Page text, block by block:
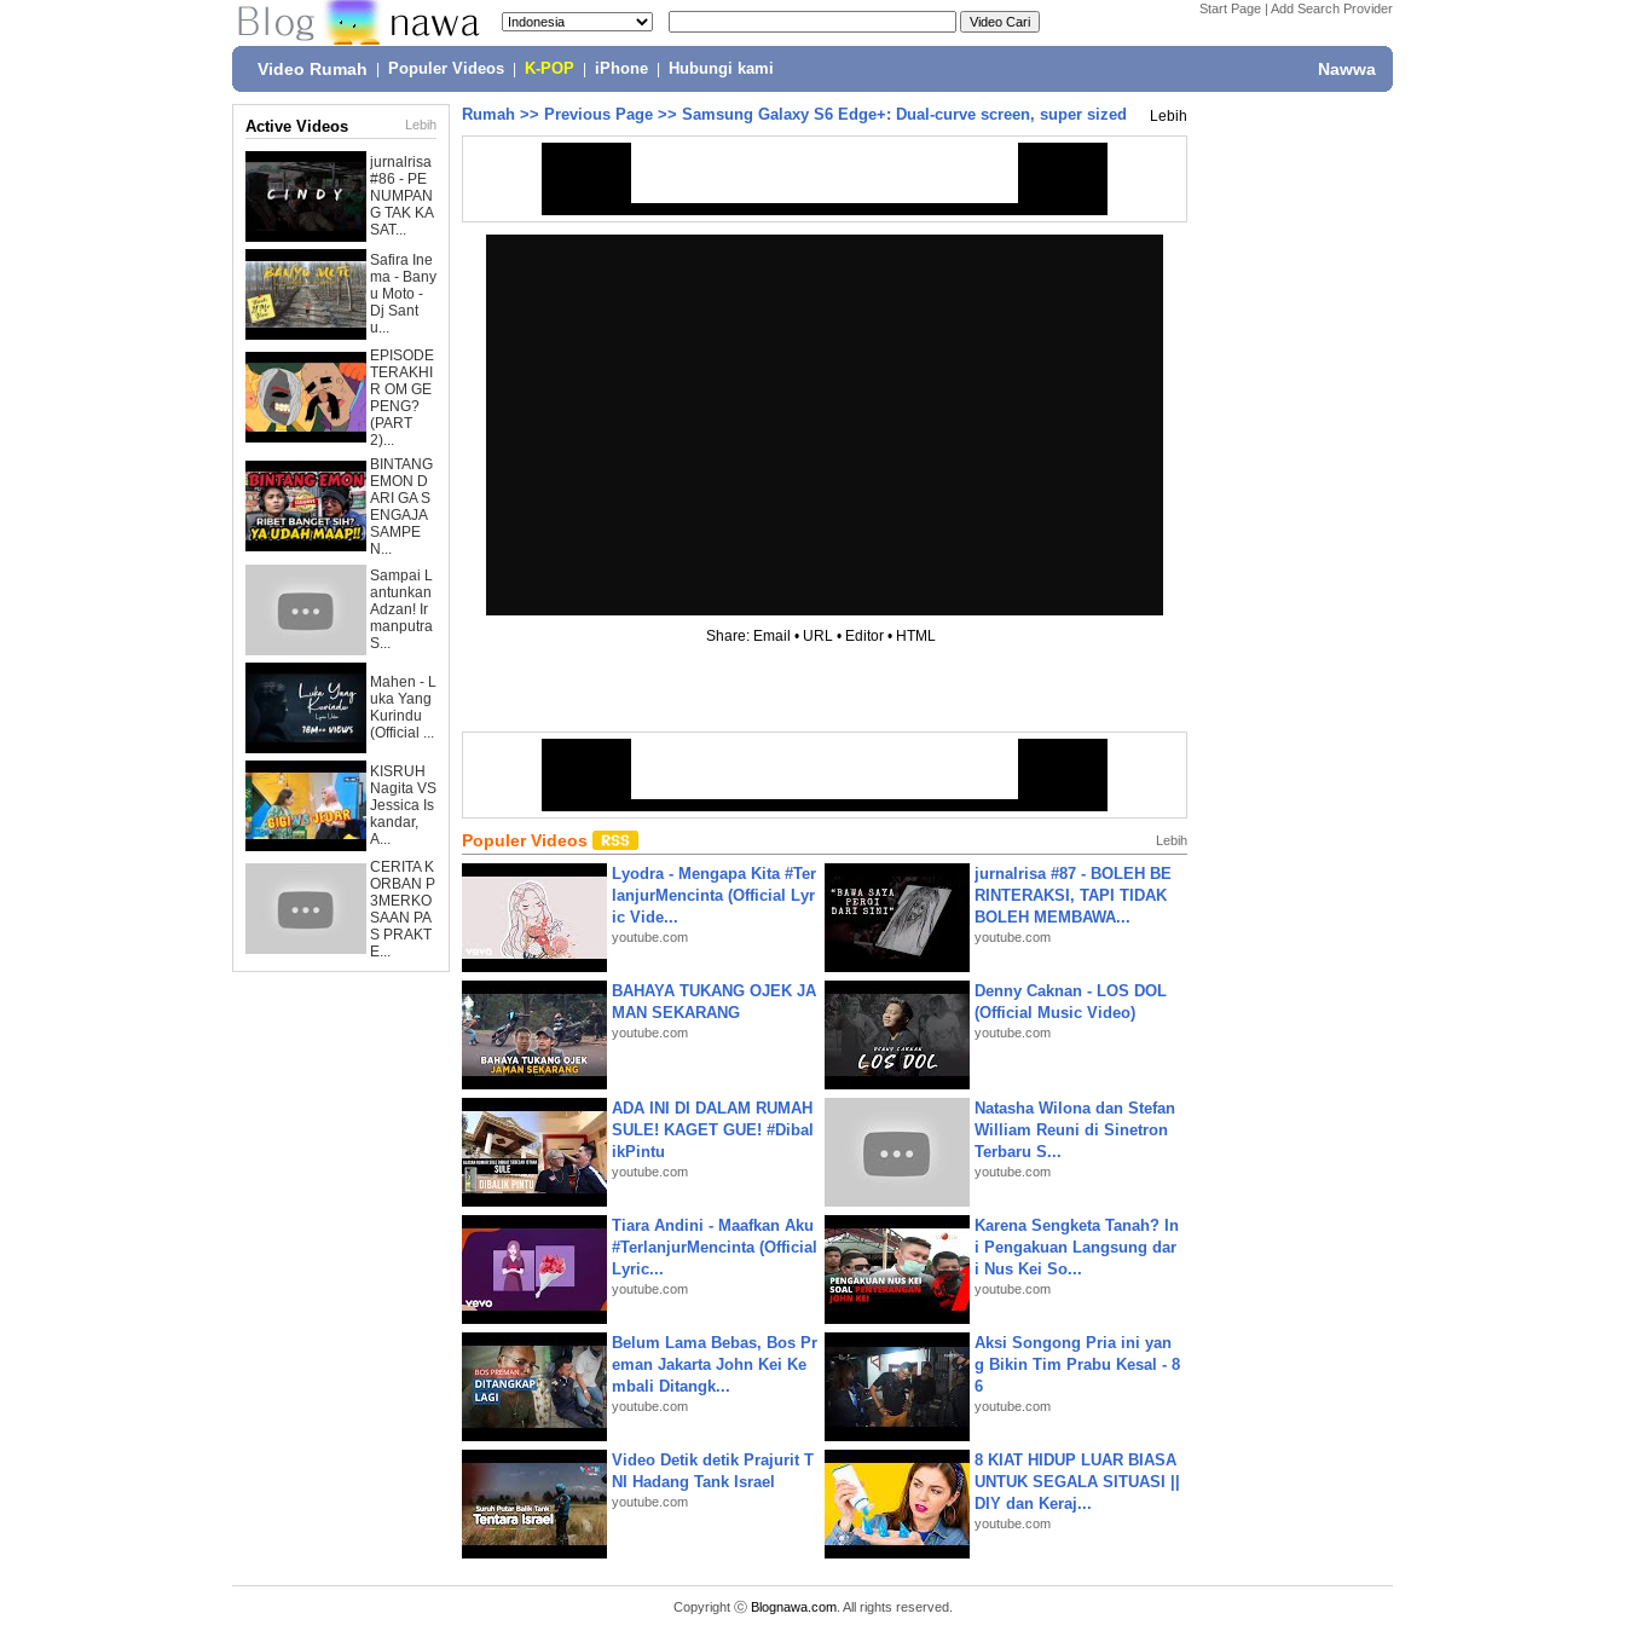
Start Page | Add Search Provider
Video Rumah Populer Videos K-POP iPhone Hubungi kami Nawwa
Active Videos Lebih
jurnalrisa
#86 - PE
NUMPAN
G TAK KA
SAT...
Safira Ine
ma - Bany
u Moto -
Dj Sant
u...
EPISODE
TERAKHI
R OM GE
PENG?
(PART
2)...
BINTANG
EMON D
ARI GA S
ENGAJA
SAMPE
N...
Sampai L
antunkan
Adzan! Ir
manputra
S...
Mahen - L
uka Yang
Kurindu
(Official ...
KISRUH
Nagita VS
Jessica Is
kandar,
A...
CERITA K
ORBAN P
3MERKO
SAAN PA
S PRAKT
E...
Rumah >> Previous Page >> Samsung Galaxy S6 Edge+: Dual-curve screen, super sized Lebih
Share: Email • URL • Editor • HTML
Populer Videos Lebih
Lyodra - Mengapa Kita #Ter
lanjurMencinta (Official Lyr
ic Vide...
youtube.com
jurnalrisa #87 - BOLEH BE
RINTERAKSI, TAPI TIDAK
BOLEH MEMBAWA...
youtube.com
BAHAYA TUKANG OJEK JA
MAN SEKARANG
youtube.com
Denny Caknan - LOS DOL
(Official Music Video)
youtube.com
ADA INI DI DALAM RUMAH
SULE! KAGET GUE! #Dibal
ikPintu
youtube.com
Natasha Wilona dan Stefan
William Reuni di Sinetron
Terbaru S...
youtube.com
Tiara Andini - Maafkan Aku
#TerlanjurMencinta (Official
Lyric...
youtube.com
Karena Sengketa Tanah? In
i Pengakuan Langsung dar
i Nus Kei So...
youtube.com
Belum Lama Bebas, Bos Pr
eman Jakarta John Kei Ke
mbali Ditangk...
youtube.com
Aksi Songong Pria ini yan
g Bikin Tim Prabu Kesal - 8
6
youtube.com
Video Detik detik Prajurit T
NI Hadang Tank Israel
youtube.com
8 KIAT HIDUP LUAR BIASA
UNTUK SEGALA SITUASI ||
DIY dan Keraj...
youtube.com
Copyright ⓒ Blognawa.com. All rights reserved.